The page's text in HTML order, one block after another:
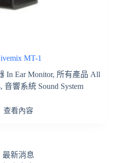
MT-1
In Ear Monitor, 所有產品 All
,音響系統 Sound System
查看內容
最新消息